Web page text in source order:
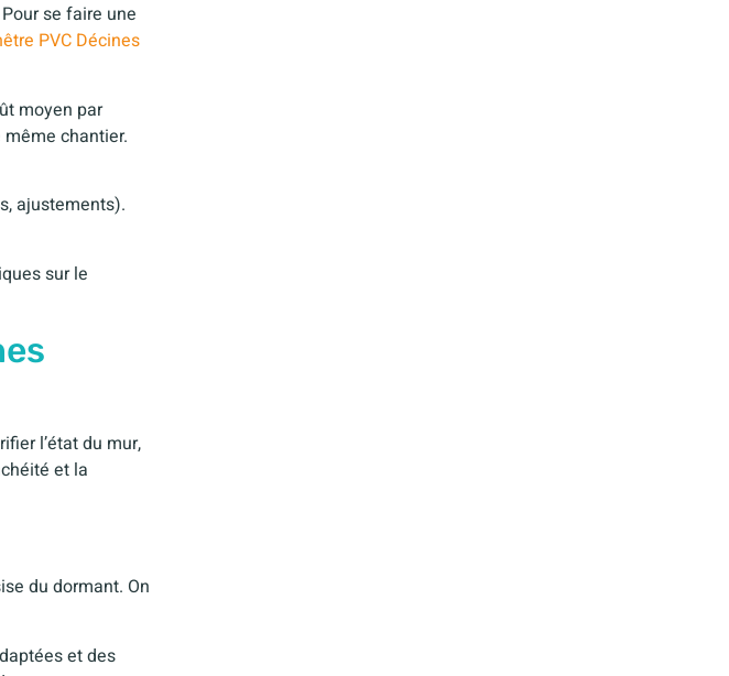
se faire une
PVC Décines
moyen par
chantier.
ajustements).
sur le
l’état du mur,
et la
du dormant. On
et des